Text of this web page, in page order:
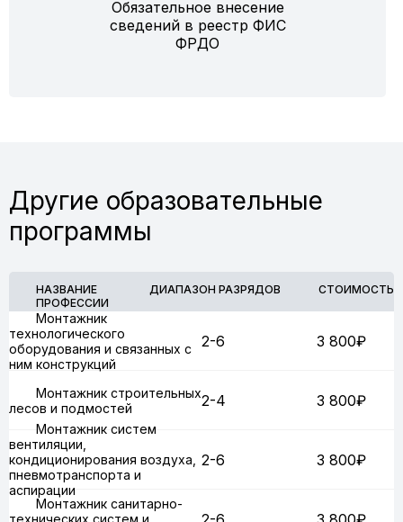
Обязательное внесение
сведений в реестр ФИС
ФРДО
Другие образовательные
программы
НАЗВАНИЕ
ПРОФЕССИИ
ДИАПАЗОН РАЗРЯДОВ СТОИМОСТЬ
Монтажник
технологического
оборудования и связанных с
ним конструкций
2-6 3 800₽
Монтажник строительных
лесов и подмостей
2-4 3 800₽
Монтажник систем
вентиляции,
кондиционирования воздуха,
пневмотранспорта и
аспирации
2-6 3 800₽
Монтажник санитарно-
технических систем и